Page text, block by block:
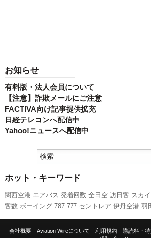
お知らせ
有料版・法人会員について
【注意】詐欺メールにご注意
FACTIVA向け記事提供拡充
日経テレコンへ配信中
Yahoo!ニュースへ配信中
ホット・キーワード
関西空港 エアバス 発着回数 全日空 訪日客 スカ
客数 ボーイング 787 777 セントレア 伊丹空港 羽
ーフライヤー 利用実績 先週の注目記事 新型コロ
会社概要 Aviation Wireについて 利用規約
購読料・